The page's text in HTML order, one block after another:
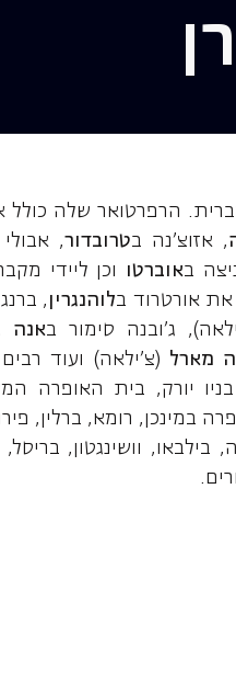
הרפרטואר שלה
, אזוצ'נה בטרובדור,
באוברטו וכן ליידי
את אורטרוד בלוהנגרין ,
ג'ובנה סימור באנה
מארל (צ'ילאה) ועוד
יורק, בית האופרה
במינכן, רומא, ברלין,
בילבאו, וושינגטון,